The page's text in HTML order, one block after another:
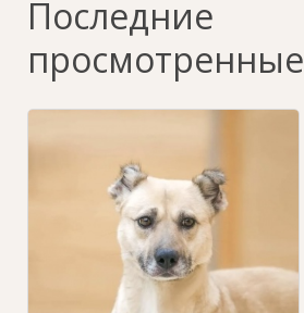
Последние
просмотренные